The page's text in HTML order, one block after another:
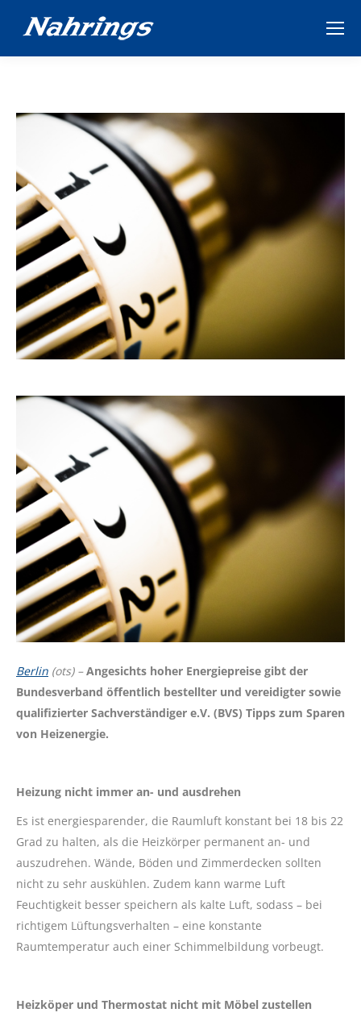
Berlin (ots) –Angesichts hoher Energiepreise gibt der
Bundesverband öffentlich bestellter und vereidigter sowie
qualifizierter Sachverständiger e.V. (BVS) Tipps zum Sparen
von Heizenergie.
Heizung nicht immer an- und ausdrehen
Es ist energiesparender, die Raumluft konstant bei 18 bis 22
Grad zu halten, als die Heizkörper permanent an- und
auszudrehen. Wände, Böden und Zimmerdecken sollten
nicht zu sehr auskühlen. Zudem kann warme Luft
Feuchtigkeit besser speichern als kalte Luft, sodass – bei
richtigem Lüftungsverhalten – eine konstante
Raumtemperatur auch einer Schimmelbildung vorbeugt.
Heizköper und Thermostat nicht mit Möbel zustellen